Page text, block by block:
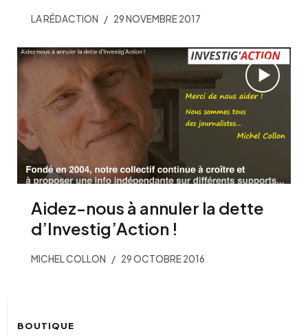
LA RÉDACTION 29 NOVEMBRE 2017
Aidez-nous à annuler la dette
d’Investig’Action !
MICHEL COLLON 29 OCTOBRE 2016
BOUTIQUE